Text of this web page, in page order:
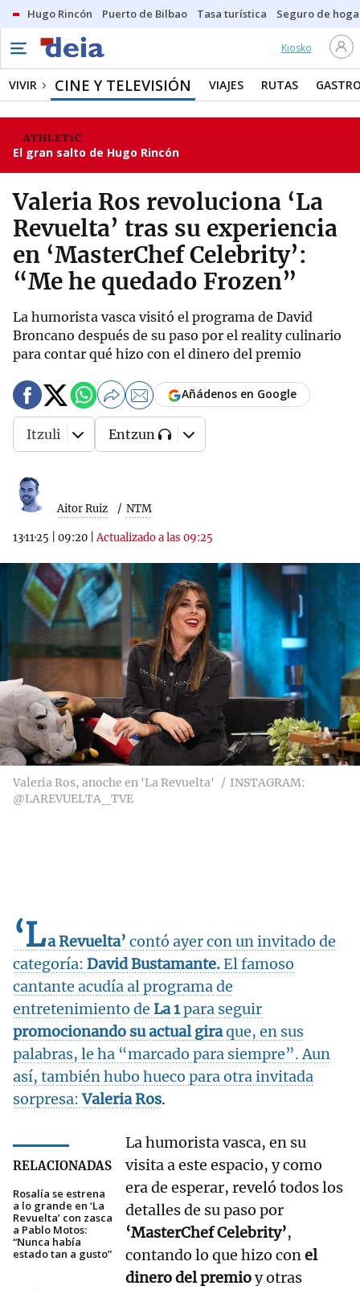
Hugo Rincón Puerto de Bilbao Tasa turística Seguro de
Kiosko
VIVIR CINE Y TELEVISIÓN VIAJES RUTAS
ATHLETIC
El gran salto de Hugo Rincón
Valeria Ros revoluciona ‘La
Revuelta’ tras su experiencia
en ‘MasterChef Celebrity’:
“Me he quedado Frozen”
La humorista vasca visitó el programa de David
Broncano después de su paso por el reality culinario
para contar qué hizo con el dinero del premio
Aitor Ruiz NTM
13·11·25 09:20 |Actualizado a las 09:25
Añádenos en Google
Itzuli Entzun
Valeria Ros, anoche en 'La Revuelta'
INSTAGRAM:
@LAREVUELTA_TVE
‘La Revuelta’ contó ayer con un invitado de
categoría: David Bustamante.El famoso
cantante acudía al programa de
entretenimiento de La 1para seguir
promocionando su actual giraque, en sus
palabras, le ha “marcado para siempre”. Aun
así, también hubo hueco para otra invitada
sorpresa:Valeria Ros.
RELACIONADAS
Rosalía se estrena
a lo grande en ‘La
Revuelta’ con zasca
a Pablo Motos:
“Nunca había
estado tan a gusto”
La humorista vasca, en su
visita a este espacio, y como
era de esperar, reveló todos los
detalles de su paso por
‘MasterChef Celebrity’,
contando lo que hizo conel
dinero del premioy otras